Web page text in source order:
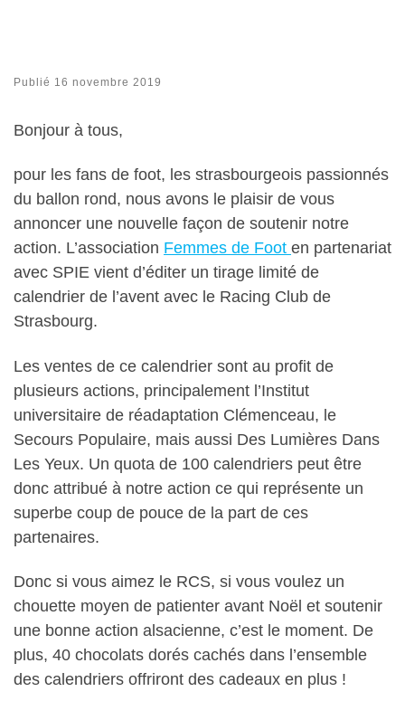
Publié 16 novembre 2019
Bonjour à tous,
pour les fans de foot, les strasbourgeois passionnés
du ballon rond, nous avons le plaisir de vous
annoncer une nouvelle façon de soutenir notre
action. L’association Femmes de Foot en partenariat
avec SPIE vient d’éditer un tirage limité de
calendrier de l’avent avec le Racing Club de
Strasbourg.
Les ventes de ce calendrier sont au profit de
plusieurs actions, principalement l’Institut
universitaire de réadaptation Clémenceau, le
Secours Populaire, mais aussi Des Lumières Dans
Les Yeux. Un quota de 100 calendriers peut être
donc attribué à notre action ce qui représente un
superbe coup de pouce de la part de ces
partenaires.
Donc si vous aimez le RCS, si vous voulez un
chouette moyen de patienter avant Noël et soutenir
une bonne action alsacienne, c’est le moment. De
plus, 40 chocolats dorés cachés dans l’ensemble
des calendriers offriront des cadeaux en plus !